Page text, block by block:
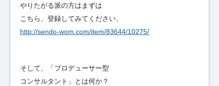
やりたがる派の方はまずは
こちら、登録してみてください、
http://sendo-wom.com/item/83644/10275/
そして、「プロデューサー型
コンサルタント」とは何か？